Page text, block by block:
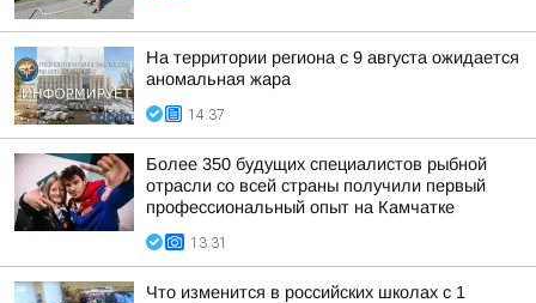
На территории региона с 9 августа ожидается
аномальная жара
14:37
Более 350 будущих специалистов рыбной
отрасли со всей страны получили первый
профессиональный опыт на Камчатке
13:31
Что изменится в российских школах с 1